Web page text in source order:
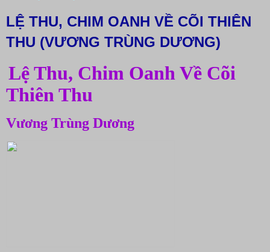
LỆ THU, CHIM OANH VỀ CÕI THIÊN
THU (VƯƠNG TRÙNG DƯƠNG)
Lệ Thu, Chim Oanh Về Cõi
Thiên Thu
Vương Trùng Dương